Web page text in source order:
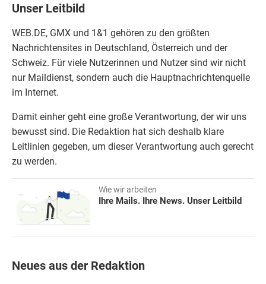
Unser Leitbild
WEB.DE, GMX und 1&1 gehören zu den größten
Nachrichtensites in Deutschland, Österreich und der
Schweiz. Für viele Nutzerinnen und Nutzer sind wir nicht
nur Maildienst, sondern auch die Hauptnachrichtenquelle
im Internet.
Damit einher geht eine große Verantwortung, der wir uns
bewusst sind. Die Redaktion hat sich deshalb klare
Leitlinien gegeben, um dieser Verantwortung auch gerecht
zu werden.
Wie wir arbeiten
Ihre Mails. Ihre News. Unser Leitbild
Neues aus der Redaktion